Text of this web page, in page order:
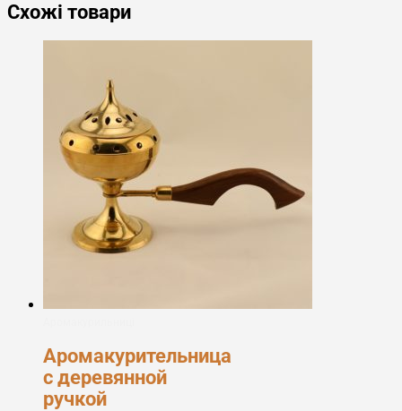
Схожі товари
Аромакурительница
с деревянной
ручкой